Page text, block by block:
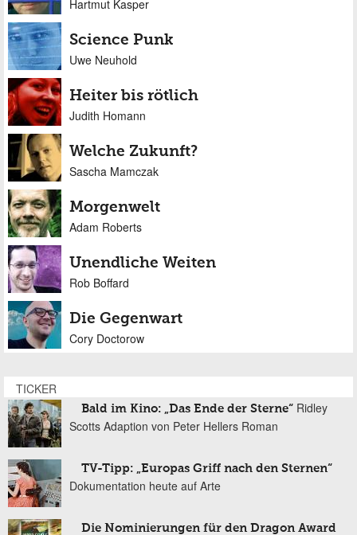
Hartmut Kasper
Science Punk
Uwe Neuhold
Heiter bis rötlich
Judith Homann
Welche Zukunft?
Sascha Mamczak
Morgenwelt
Adam Roberts
Unendliche Weiten
Rob Boffard
Die Gegenwart
Cory Doctorow
TICKER
Bald im Kino: „Das Ende der Sterne“ Ridley
Scotts Adaption von Peter Hellers Roman
TV-Tipp: „Europas Griff nach den Sternen“
Dokumentation heute auf Arte
Die Nominierungen für den Dragon Award